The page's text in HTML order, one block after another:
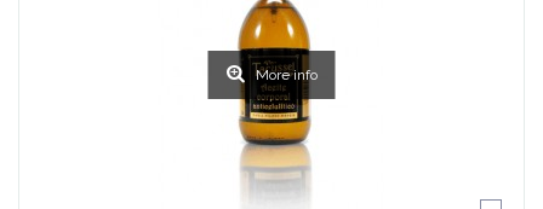
More info